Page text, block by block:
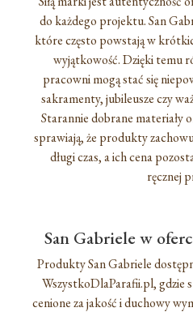
do każdego projektu. San
które często powstają w
wyjątkowość. Dzięki temu
pracowni mogą stać się
sakramenty, jubileusze czy
Starannie dobrane materiały
sprawiają, że produkty
długi czas, a ich cena
ręcznej
San Gabriele w
Produkty San Gabriele
WszystkoDlaParafii.pl, gdzie
cenione za jakość i duchowy